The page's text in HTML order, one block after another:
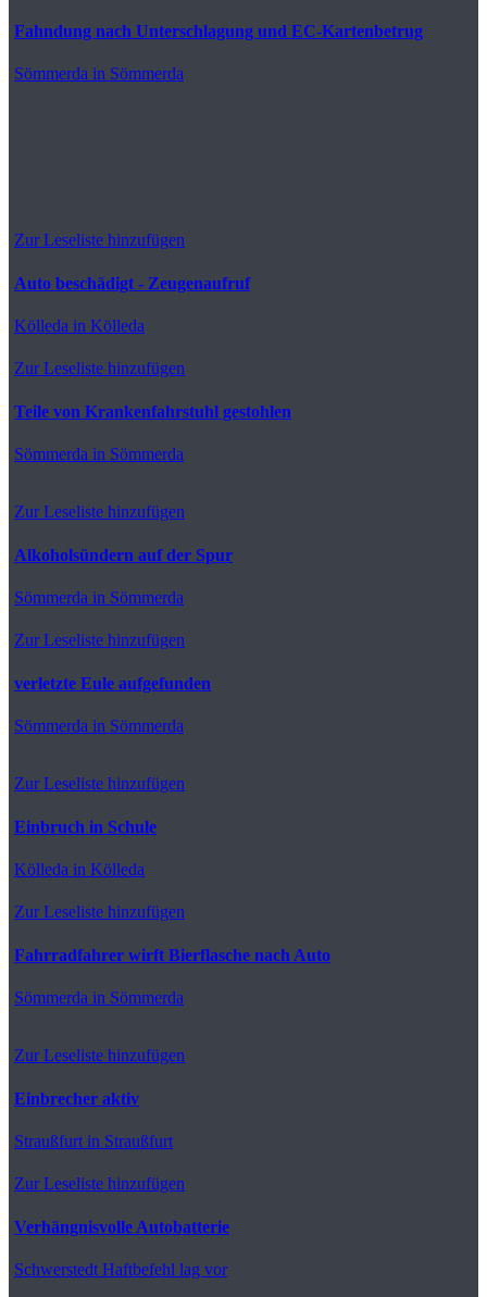
Fahndung nach Unterschlagung und EC-Kartenbetrug
Sömmerda in Sömmerda
Zur Leseliste hinzufügen
Auto beschädigt - Zeugenaufruf
Kölleda in Kölleda
Zur Leseliste hinzufügen
Teile von Krankenfahrstuhl gestohlen
Sömmerda in Sömmerda
Zur Leseliste hinzufügen
Alkoholsündern auf der Spur
Sömmerda in Sömmerda
Zur Leseliste hinzufügen
verletzte Eule aufgefunden
Sömmerda in Sömmerda
Zur Leseliste hinzufügen
Einbruch in Schule
Kölleda in Kölleda
Zur Leseliste hinzufügen
Fahrradfahrer wirft Bierflasche nach Auto
Sömmerda in Sömmerda
Zur Leseliste hinzufügen
Einbrecher aktiv
Straußfurt in Straußfurt
Zur Leseliste hinzufügen
Verhängnisvolle Autobatterie
Schwerstedt Haftbefehl lag vor